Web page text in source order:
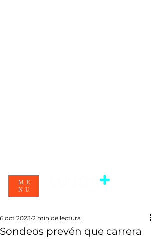
ME
NU
Sondeos prevén que carrera
6 oct 2023 2 min de lectura